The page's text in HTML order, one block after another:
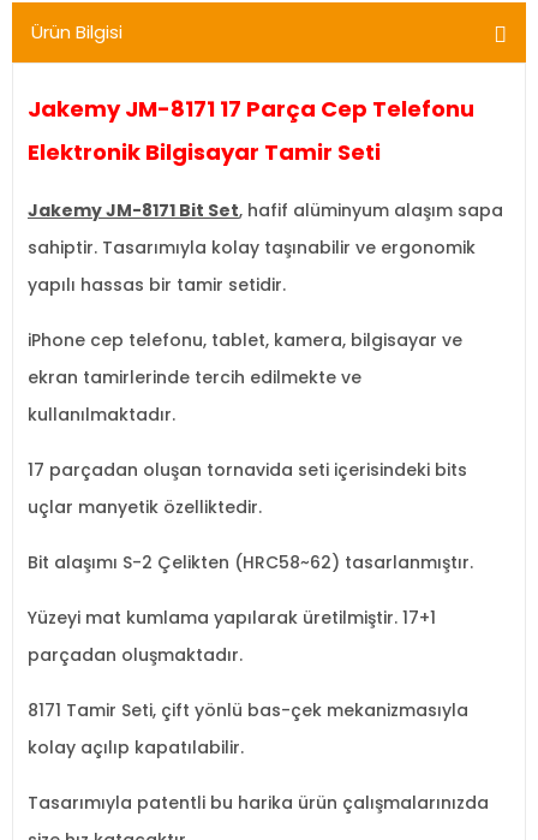
Ürün Bilgisi
Jakemy JM-8171 17 Parça Cep Telefonu
Elektronik Bilgisayar Tamir Seti
Jakemy JM-8171 Bit Set, hafif alüminyum alaşım sapa
sahiptir. Tasarımıyla kolay taşınabilir ve ergonomik
yapılı hassas bir tamir setidir.
iPhone cep telefonu, tablet, kamera, bilgisayar ve
ekran tamirlerinde tercih edilmekte ve
kullanılmaktadır.
17 parçadan oluşan tornavida seti içerisindeki bits
uçlar manyetik özelliktedir.
Bit alaşımı S-2 Çelikten (HRC58~62) tasarlanmıştır.
Yüzeyi mat kumlama yapılarak üretilmiştir. 17+1
parçadan oluşmaktadır.
8171 Tamir Seti, çift yönlü bas-çek mekanizmasıyla
kolay açılıp kapatılabilir.
Tasarımıyla patentli bu harika ürün çalışmalarınızda